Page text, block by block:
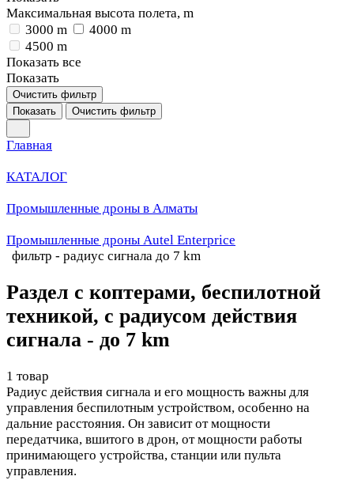
Максимальная высота полета, m
3000 m
4000 m
4500 m
Показать все
Показать
Очистить фильтр
Показать
Очистить фильтр
Главная
КАТАЛОГ
Промышленные дроны в Алматы
Промышленные дроны Autel Enterprice
фильтр - радиус сигнала до 7 km
Раздел с коптерами, беспилотной
техникой, с радиусом действия
сигнала - до 7 km
1 товар
Радиус действия сигнала и его мощность важны для
управления беспилотным устройством, особенно на
дальние расстояния. Он зависит от мощности
передатчика, вшитого в дрон, от мощности работы
принимающего устройства, станции или пульта
управления.